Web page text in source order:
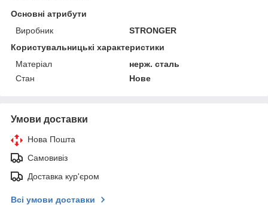
Основні атрибути
Виробник
STRONGER
Користувальницькі характеристики
Матеріал
нерж. сталь
Стан
Нове
Умови доставки
Нова Пошта
Самовивіз
Доставка кур'єром
Всі умови доставки